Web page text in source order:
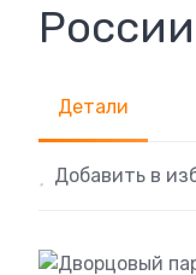
России
Детали
Добавить в